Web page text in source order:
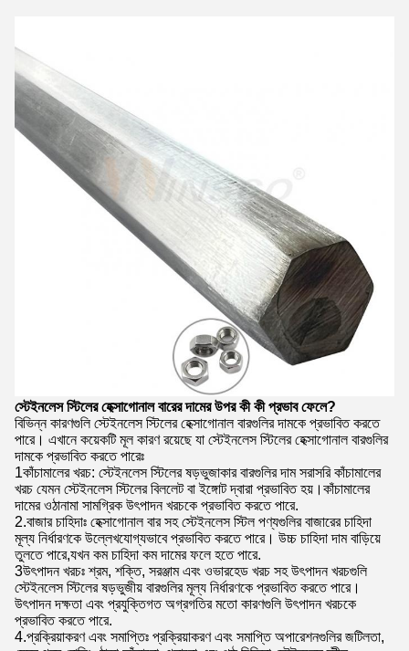
স্টেইনলেস স্টিলের হেক্সাগোনাল বারের দামের উপর কী কী প্রভাব ফেলে?
বিভিন্ন কারণগুলি স্টেইনলেস স্টিলের হেক্সাগোনাল বারগুলির দামকে প্রভাবিত করতে
পারে। এখানে কয়েকটি মূল কারণ রয়েছে যা স্টেইনলেস স্টিলের হেক্সাগোনাল বারগুলির
দামকে প্রভাবিত করতে পারেঃ
1কাঁচামালের খরচ: স্টেইনলেস স্টিলের ষড়ভুজাকার বারগুলির দাম সরাসরি কাঁচামালের
খরচ যেমন স্টেইনলেস স্টিলের বিললেট বা ইঙ্গোট দ্বারা প্রভাবিত হয়।কাঁচামালের
দামের ওঠানামা সামগ্রিক উৎপাদন খরচকে প্রভাবিত করতে পারে.
2.বাজার চাহিদাঃ হেক্সাগোনাল বার সহ স্টেইনলেস স্টিল পণ্যগুলির বাজারের চাহিদা
মূল্য নির্ধারণকে উল্লেখযোগ্যভাবে প্রভাবিত করতে পারে। উচ্চ চাহিদা দাম বাড়িয়ে
তুলতে পারে,যখন কম চাহিদা কম দামের ফলে হতে পারে.
3উৎপাদন খরচঃ শ্রম, শক্তি, সরঞ্জাম এবং ওভারহেড খরচ সহ উৎপাদন খরচগুলি
স্টেইনলেস স্টিলের ষড়ভুজীয় বারগুলির মূল্য নির্ধারণকে প্রভাবিত করতে পারে।
উৎপাদন দক্ষতা এবং প্রযুক্তিগত অগ্রগতির মতো কারণগুলি উৎপাদন খরচকে
প্রভাবিত করতে পারে.
4.প্রক্রিয়াকরণ এবং সমাপ্তিঃ প্রক্রিয়াকরণ এবং সমাপ্তি অপারেশনগুলির জটিলতা,